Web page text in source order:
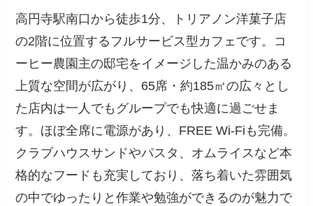
高円寺駅南口から徒歩1分、トリアノン洋菓子店
の2階に位置するフルサービス型カフェです。コ
ーヒー農園主の邸宅をイメージした温かみのある
上質な空間が広がり、65席・約185㎡の広々とし
た店内は一人でもグループでも快適に過ごせま
す。ほぼ全席に電源があり、FREE Wi-Fiも完備。
クラブハウスサンドやパスタ、オムライスなど本
格的なフードも充実しており、落ち着いた雰囲気
の中でゆったりと作業や勉強ができるのが魅力で